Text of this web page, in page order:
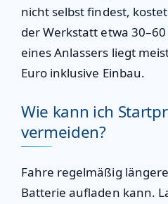
nicht selbst findest,
der Werkstatt etwa
eines Anlassers liegt
Euro inklusive Einbau.
Wie kann ich
vermeiden?
Fahre regelmäßig
Batterie aufladen kann.